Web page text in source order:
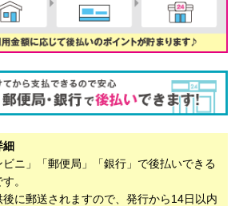
細
ニ」「郵便局」「銀行」で後払いできる
。
に郵送されますので、発行から14日以内